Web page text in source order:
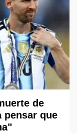
de
pensar que